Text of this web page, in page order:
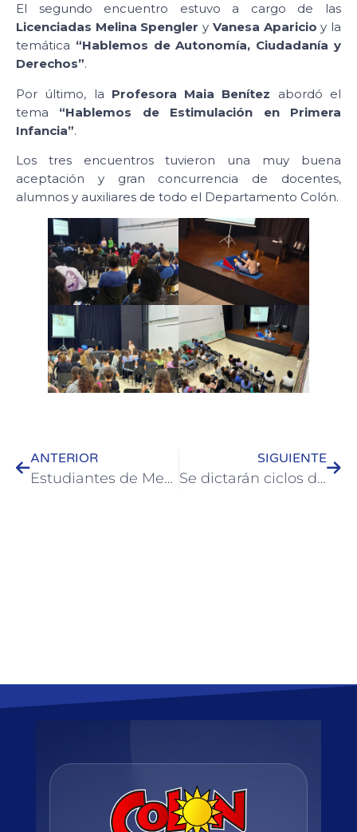
El segundo encuentro estuvo a cargo de las
Licenciadas Melina Spengler y Vanesa Aparicio y la
temática “Hablemos de Autonomía, Ciudadanía y
Derechos”.
Por último, la Profesora Maia Benítez abordó el
tema “Hablemos de Estimulación en Primera
Infancia”.
Los tres encuentros tuvieron una muy buena
aceptación y gran concurrencia de docentes,
alumnos y auxiliares de todo el Departamento Colón.
ANTERIOR
Estudiantes de Medicina brindaron charla a vecinos de barrio San Gabriel
SIGUIENTE
Se dictarán ciclos de cocina rotativos en el Hogar Yanina de Colón